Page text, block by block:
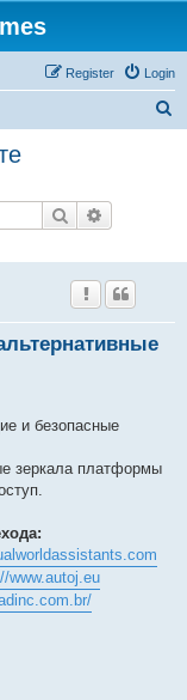
Login
Register
Search
и безопасные
зеркала платформы
www.autoj.eu